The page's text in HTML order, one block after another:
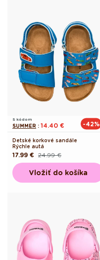
S kódom
SUMMER : 14.40 € -42%
Detské korkové sandále
Rýchle autá
Pôvodná
cena
24.99 €
Akciová
cena
17.99 €
Vložiť do košíka